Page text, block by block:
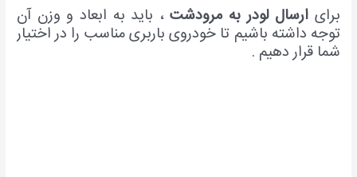
برای ارسال لودر به مرودشت، باید به ابعاد و وزن آن
توجه داشته باشیم تا خودروی باربری مناسب را در اختیار
شما قرار دهیم .